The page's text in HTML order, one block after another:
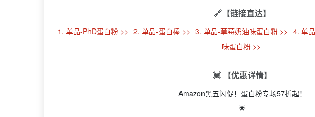
🔗【链接直达】
1. 单品-PhD蛋白粉 >> 2. 单品-蛋白棒 >> 3. 单品-草莓奶油味蛋白粉 >> 4. 单
味蛋白粉 >>
💓 【优惠详情】
Amazon黑五闪促！蛋白粉专场57折起！
🌟